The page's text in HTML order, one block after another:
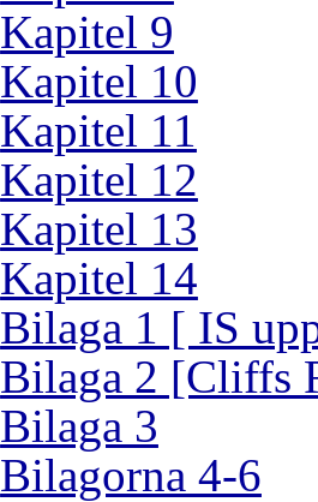
Kapitel 9
Kapitel 10
Kapitel 11
Kapitel 12
Kapitel 13
Kapitel 14
Bilaga 1 [ IS
Bilaga 2 [Cliffs
Bilaga 3
Bilagorna 4-6